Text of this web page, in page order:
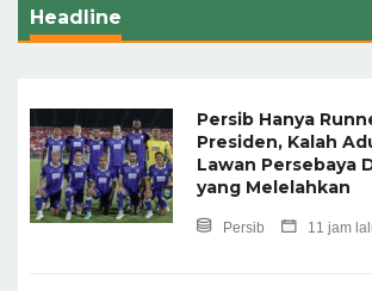
Headline
Persib Hanya
Presiden, Kalah
Lawan Persebaya
yang Melelahkan
Persib 11 jam